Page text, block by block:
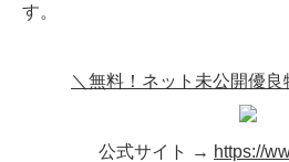
す。
＼無料！ネット未公開優
公式サイト → https://